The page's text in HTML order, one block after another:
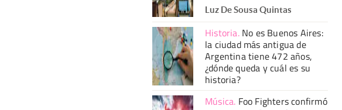
Luz De Sousa Quintas
Historia. No es Buenos Aires:
la ciudad más antigua de
Argentina tiene 472 años,
¿dónde queda y cuál es su
historia?
Música. Foo Fighters confirmó